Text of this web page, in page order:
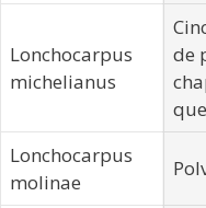
Lonchocarpus
michelianus
de
Lonchocarpus
molinae